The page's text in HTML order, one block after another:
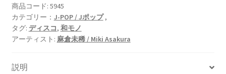
ー・
エ
レ
ガ
ス
商品コード: 5945
カテゴリー： J-POP / Jポップ,
タグ: ディスコ, 和モノ
アーティスト: 麻倉未稀 / Miki Asakura
説明